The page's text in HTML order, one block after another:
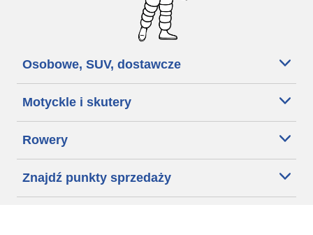
Osobowe, SUV, dostawcze
Motyckle i skutery
Rowery
Znajdź punkty sprzedaży